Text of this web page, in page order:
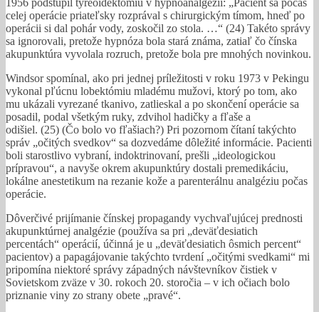
celej operácie priateľsky rozprával s chirurgickým tímom, hneď po
operácii si dal pohár vody, zoskočil zo stola. …“ (24) Takéto správy
sa ignorovali, pretože hypnóza bola stará známa, zatiaľ čo čínska
akupunktúra vyvolala rozruch, pretože bola pre mnohých novinkou.
Windsor spomínal, ako pri jednej príležitosti v roku 1973 v Pekingu
vykonal pľúcnu lobektómiu mladému mužovi, ktorý po tom, ako
mu ukázali vyrezané tkanivo, zatlieskal a po skončení operácie sa
posadil, podal všetkým ruky, zdvihol hadičky a fľaše a
odišiel. (25) (Čo bolo vo fľašiach?) Pri pozornom čítaní takýchto
správ „očitých svedkov“ sa dozvedáme dôležité informácie. Pacienti
boli starostlivo vybraní, indoktrinovaní, prešli „ideologickou
prípravou“, a navyše okrem akupunktúry dostali premedikáciu,
lokálne anestetikum na rezanie kože a parenterálnu analgéziu počas
operácie.
Dôverčivé prijímanie čínskej propagandy vychvaľujúcej prednosti
akupunktúrnej analgézie (používa sa pri „deväťdesiatich
percentách“ operácií, účinná je u „deväťdesiatich ôsmich percent“
pacientov) a papagájovanie takýchto tvrdení „očitými svedkami“ mi
pripomína niektoré správy západných návštevníkov čistiek v
Sovietskom zväze v 30. rokoch 20. storočia – v ich očiach bolo
priznanie viny zo strany obete „pravé“.